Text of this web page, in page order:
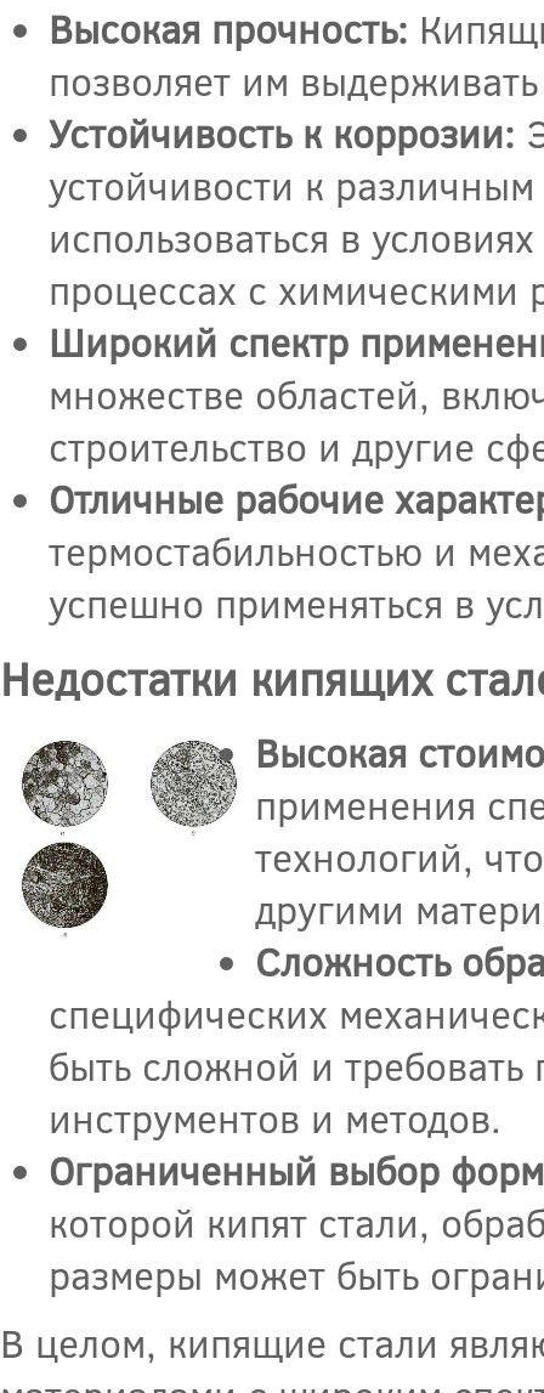
Высокая прочность:
позволяет им
Устойчивость к коррозии:
устойчивости к
использоваться в
процессах с химическими
Широкий спектр
множестве областей,
строительство и другие
Отличные рабочие
термостабильностью и
успешно применяться в
Недостатки кипящих
Высокая
применения
технологий,
другими
Сложность
специфических
быть сложной и
инструментов и методов.
Ограниченный выбор
которой кипят стали,
размеры может быть
В целом, кипящие стали